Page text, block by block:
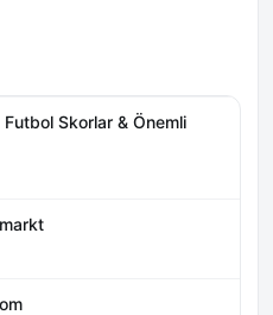
Skorlar & Önemli